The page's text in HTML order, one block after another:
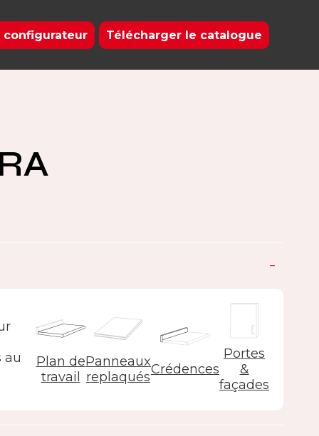
configurateur Télécharger le catalogue
au
Plan de
travail
Panneaux
replaquésCrédences
Portes
&
façades